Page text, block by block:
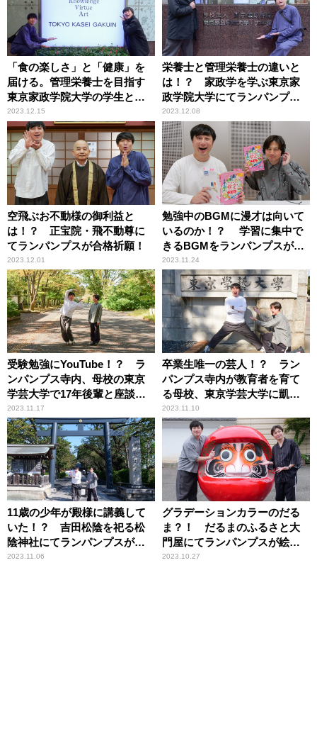
「食の楽しさ」と「健康」を
届ける。管理栄養士を目指す
東京家政学院大学の学生とラ
ンパンプスが座談会！
2023.12.15
栄養士と管理栄養士の違いと
は！？ 家政学を学ぶ東京家
政学院大学にてランパンプス
が徹底取材！
2023.12.08
空飛ぶお不動様の御利益と
は！？ 正宝院・飛不動尊に
てランパンプスが合格祈願！
2023.12.01
勉強中のBGMに漫才は向いて
いるのか！？ 学習に集中で
きるBGMをランパンプスが検
証！
2023.11.24
受験勉強にYouTube！？ ラ
ンパンプス寺内、母校の東京
学芸大学で17年後輩と座談
会！
2023.11.17
卒業生唯一の芸人！？ ラン
パンプス寺内が教育者を育て
る母校、東京学芸大学に凱旋
取材！
2023.11.10
11歳の少年が殿様に講義して
いた！？ 吉田松陰を祀る松
陰神社にてランパンプスが合
格祈願！
2023.11.06
グラデーションカラーのだる
ま？！ だるまのふるさと大
門屋にてランパンプスが絵付
けに挑戦！
2023.10.27